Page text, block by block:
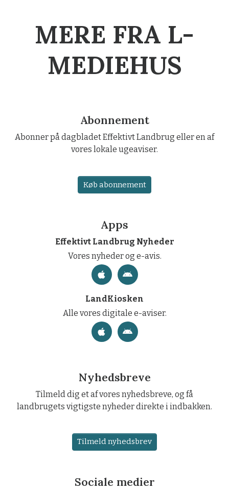
MERE FRA L-
MEDIEHUS
Abonnement
Abonner på dagbladet Effektivt Landbrug eller en af
vores lokale ugeaviser.
Køb abonnement
Apps
Effektivt Landbrug Nyheder
Vores nyheder og e-avis.
LandKiosken
Alle vores digitale e-aviser.
Nyhedsbreve
Tilmeld dig et af vores nyhedsbreve, og få
landbrugets vigtigste nyheder direkte i indbakken.
Tilmeld nyhedsbrev
Sociale medier